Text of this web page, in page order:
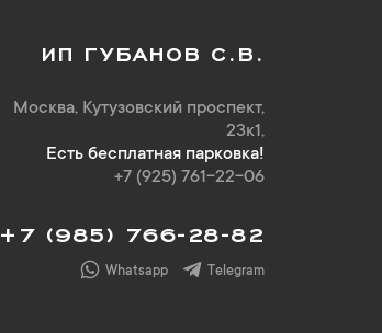
ИП ГУБАНОВ С.В.
Москва, Кутузовский проспект,
23к1,
Есть бесплатная парковка!
+7 (925) 761-22-06
+7 (985) 766-28-82
Whatsapp Telegram